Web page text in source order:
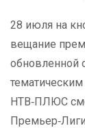
28 июля на
вещание
обновленной
НТВ‑ПЛЮС